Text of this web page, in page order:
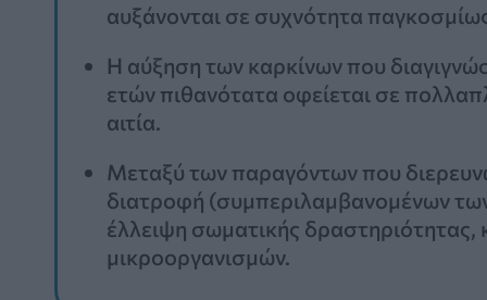
αυξάνονται σε συχνότητα
Η αύξηση των καρκίνων που
ετών πιθανότατα οφείεται σε
αιτία.
Μεταξύ των παραγόντων που
διατροφή (συμπεριλαμβανομένων
έλλειψη σωματικής
μικροοργανισμών.